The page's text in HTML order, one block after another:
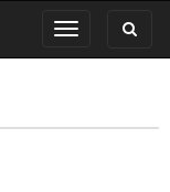
Toggle
navigation